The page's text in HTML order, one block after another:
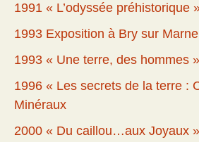
1991 « L’odyssée préhistorique
1993 Exposition à Bry sur Marne
1993 « Une terre, des hommes »
1996 « Les secrets de la terre :
Minéraux
2000 « Du caillou…aux Joyaux »